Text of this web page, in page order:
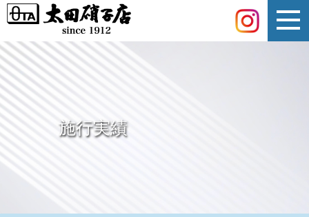
このページの本文へ
施行実績